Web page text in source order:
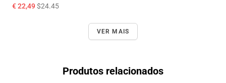
€ 22,49$24.45
VER MAIS
Produtos relacionados